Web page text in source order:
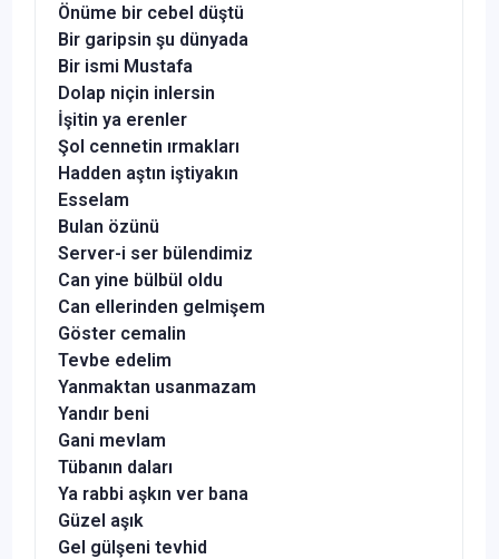
Önüme bir cebel düştü
Bir garipsin şu dünyada
Bir ismi Mustafa
Dolap niçin inlersin
İşitin ya erenler
Şol cennetin ırmakları
Hadden aştın iştiyakın
Esselam
Bulan özünü
Server-i ser bülendimiz
Can yine bülbül oldu
Can ellerinden gelmişem
Göster cemalin
Tevbe edelim
Yanmaktan usanmazam
Yandır beni
Gani mevlam
Tübanın daları
Ya rabbi aşkın ver bana
Güzel aşık
Gel gülşeni tevhid